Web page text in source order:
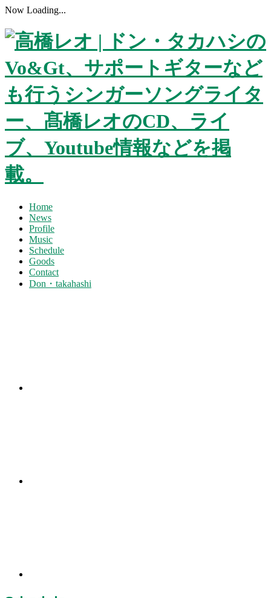
Now Loading...
Home
News
Profile
Music
Schedule
Goods
Contact
Don・takahashi